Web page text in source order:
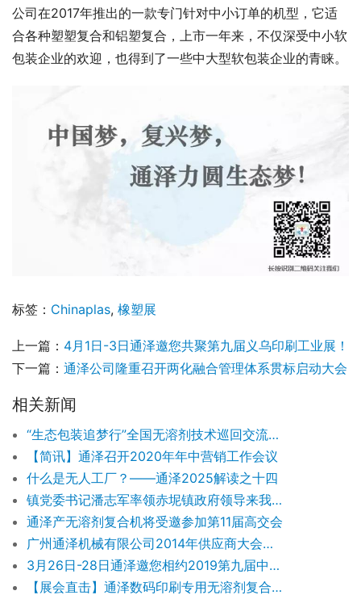
公司在2017年推出的一款专门针对中小订单的机型，它适
合各种塑塑复合和铝塑复合，上市一年来，不仅深受中小软
包装企业的欢迎，也得到了一些中大型软包装企业的青睐。
标签： Chinaplas, 橡塑展
上一篇： 4月1日-3日通泽邀您共聚第九届义乌印刷工业展！
下一篇： 通泽公司隆重召开两化融合管理体系贯标启动大会
相关新闻
“生态包装追梦行”全国无溶剂技术巡回交流会（湘潭站）成功举行
【简讯】通泽召开2020年年中营销工作会议
什么是无人工厂？——通泽2025解读之十四
镇党委书记潘志军率领赤坭镇政府领导来我司视察
通泽产无溶剂复合机将受邀参加第11届高交会
广州通泽机械有限公司2014年供应商大会隆重召开
3月26日-28日通泽邀您相约2019第九届中国（郑州）塑料产业博览会
【展会直击】通泽数码印刷专用无溶剂复合机惊艳亮相